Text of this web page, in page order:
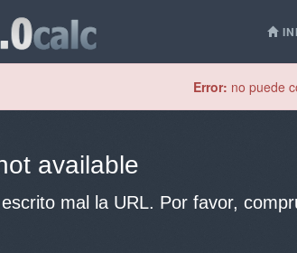
Error: no puede
available
mal la URL. Por favor,